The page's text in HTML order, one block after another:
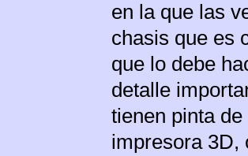
en la que las
chasis que es
que lo debe
detalle
tienen pinta
impresora 3D,